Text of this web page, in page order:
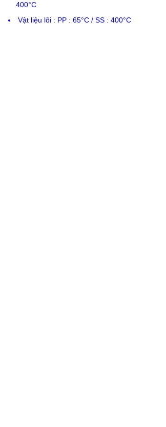
400°C
Vật liệu lõi : PP : 65°C / SS : 400°C